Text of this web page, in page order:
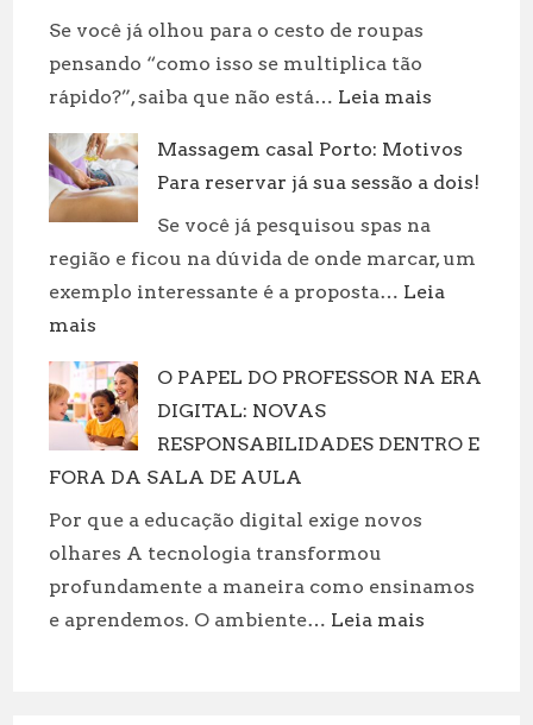
Se você já olhou para o cesto de roupas
pensando “como isso se multiplica tão
rápido?”, saiba que não está… Leia mais
sua
rotina:
para
cuidar
Massagem casal Porto: Motivos
Para reservar já sua sessão a dois!
Se você já pesquisou spas na
região e ficou na dúvida de onde marcar, um
exemplo interessante é a proposta… Leia
mais
casal
Porto:
Motivos
Para
já
sua
sessão
a
O PAPEL DO PROFESSOR NA ERA
DIGITAL: NOVAS
RESPONSABILIDADES DENTRO E
FORA DA SALA DE AULA
Por que a educação digital exige novos
olhares A tecnologia transformou
profundamente a maneira como ensinamos
e aprendemos. O ambiente… Leia mais